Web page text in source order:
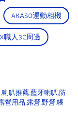
AKASO運動相機
職人3C周邊